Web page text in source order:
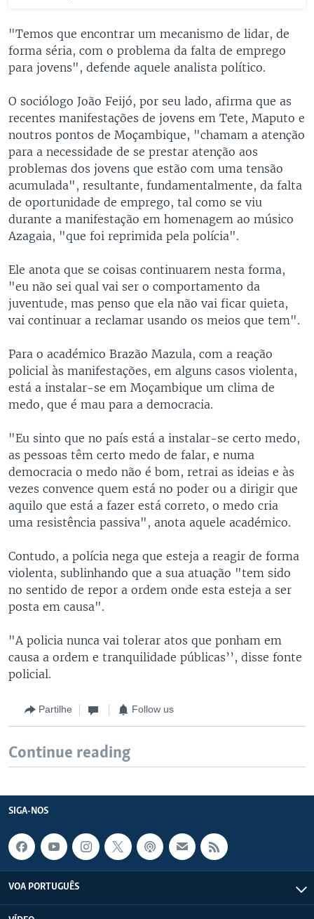
"Temos que encontrar um mecanismo de lidar, de
forma séria, com o problema da falta de emprego
para jovens", defende aquele analista político.
O sociólogo João Feijó, por seu lado, afirma que as
recentes manifestações de jovens em Tete, Maputo e
noutros pontos de Moçambique, "chamam a atenção
para a necessidade de se prestar atenção aos
problemas dos jovens que estão com uma tensão
acumulada", resultante, fundamentalmente, da falta
de oportunidade de emprego, tal como se viu
durante a manifestação em homenagem ao músico
Azagaia, "que foi reprimida pela polícia".
Ele anota que se coisas continuarem nesta forma,
"eu não sei qual vai ser o comportamento da
juventude, mas penso que ela não vai ficar quieta,
vai continuar a reclamar usando os meios que tem".
Para o académico Brazão Mazula, com a reação
policial às manifestações, em alguns casos violenta,
está a instalar-se em Moçambique um clima de
medo, que é mau para a democracia.
"Eu sinto que no país está a instalar-se certo medo,
as pessoas têm certo medo de falar, e numa
democracia o medo não é bom, retrai as ideias e às
vezes convence quem está no poder ou a dirigir que
aquilo que está a fazer está correto, o medo cria
uma resistência passiva", anota aquele académico.
Contudo, a polícia nega que esteja a reagir de forma
violenta, sublinhando que a sua atuação "tem sido
no sentido de repor a ordem onde esta esteja a ser
posta em causa".
"A policia nunca vai tolerar atos que ponham em
causa a ordem e tranquilidade públicas’’, disse fonte
policial.
Partilhe Follow us
Continue reading
SIGA-NOS
VOA PORTUGUÊS